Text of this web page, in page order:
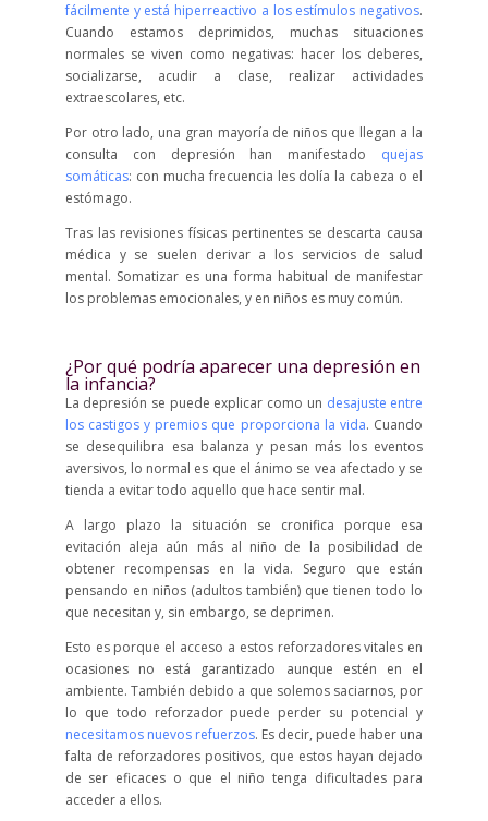
fácilmente y está hiperreactivo a los estímulos negativos.
Cuando estamos deprimidos, muchas situaciones
normales se viven como negativas: hacer los deberes,
socializarse, acudir a clase, realizar actividades
extraescolares, etc.
Por otro lado, una gran mayoría de niños que llegan a la
consulta con depresión han manifestado quejas
somáticas: con mucha frecuencia les dolía la cabeza o el
estómago.
Tras las revisiones físicas pertinentes se descarta causa
médica y se suelen derivar a los servicios de salud
mental. Somatizar es una forma habitual de manifestar
los problemas emocionales, y en niños es muy común.
¿Por qué podría aparecer una depresión en
la infancia?
La depresión se puede explicar como un desajuste entre
los castigos y premios que proporciona la vida. Cuando
se desequilibra esa balanza y pesan más los eventos
aversivos, lo normal es que el ánimo se vea afectado y se
tienda a evitar todo aquello que hace sentir mal.
A largo plazo la situación se cronifica porque esa
evitación aleja aún más al niño de la posibilidad de
obtener recompensas en la vida. Seguro que están
pensando en niños (adultos también) que tienen todo lo
que necesitan y, sin embargo, se deprimen.
Esto es porque el acceso a estos reforzadores vitales en
ocasiones no está garantizado aunque estén en el
ambiente. También debido a que solemos saciarnos, por
lo que todo reforzador puede perder su potencial y
necesitamos nuevos refuerzos. Es decir, puede haber una
falta de reforzadores positivos, que estos hayan dejado
de ser eficaces o que el niño tenga dificultades para
acceder a ellos.